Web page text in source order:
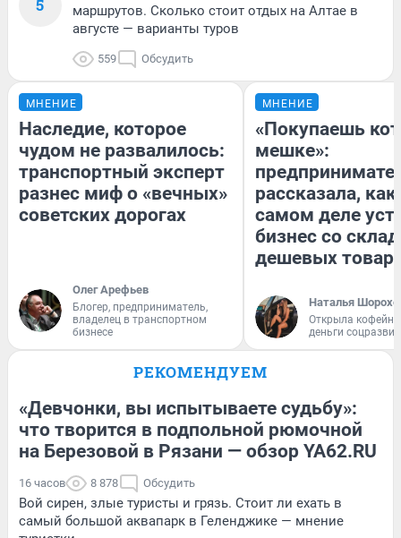
5
маршрутов. Сколько стоит отдых на Алтае в
августе — варианты туров
559 Обсудить
МНЕНИЕ
Наследие, которое
чудом не развалилось:
транспортный эксперт
разнес миф о «вечных»
советских дорогах
Олег Арефьев
Блогер, предприниматель,
владелец в транспортном
бизнесе
МНЕНИЕ
«Покупаешь
мешке»:
рассказала, как
самом деле
бизнес со
дешевых
Наталья
Открыла
деньги
РЕКОМЕНДУЕМ
«Девчонки, вы испытываете судьбу»:
что творится в подпольной рюмочной
на Березовой в Рязани — обзор YA62.RU
16 часов 8 878 Обсудить
Вой сирен, злые туристы и грязь. Стоит ли ехать в
самый большой аквапарк в Геленджике — мнение